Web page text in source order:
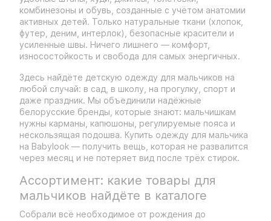
комбинезоны и обувь, созданные с учётом анатомии
активных детей. Только натуральные ткани (хлопок,
футер, деним, интерлок), безопасные красители и
усиленные швы. Ничего лишнего — комфорт,
износостойкость и свобода для самых энергичных.
Здесь найдёте детскую одежду для мальчиков на
любой случай: в сад, в школу, на прогулку, спорт и
даже праздник. Мы объединили надёжные
белорусские бренды, которые знают: мальчишкам
нужны карманы, капюшоны, регулируемые пояса и
нескользящая подошва. Купить одежду для мальчика
на Babylook — получить вещь, которая не развалится
через месяц и не потеряет вид после трёх стирок.
Ассортимент: какие товары для
мальчиков найдёте в каталоге
Собрали всё необходимое от рождения до